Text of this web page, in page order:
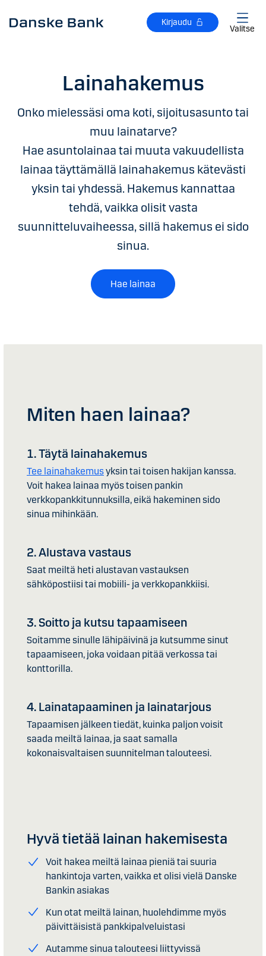
Kirjaudu
Valitse
Lainahakemus
Onko mielessäsi oma koti, sijoitusasunto tai
muu lainatarve?
Hae asuntolainaa tai muuta vakuudellista
lainaa täyttämällä lainahakemus kätevästi
yksin tai yhdessä. Hakemus kannattaa
tehdä, vaikka olisit vasta
suunnitteluvaiheessa, sillä hakemus ei sido
sinua.
Hae lainaa
Miten haen lainaa?
1. Täytä lainahakemus
Tee lainahakemusyksin tai toisen hakijan kanssa.
Voit hakea lainaa myös toisen pankin
verkkopankkitunnuksilla, eikä hakeminen sido
sinua mihinkään.
2. Alustava vastaus
Saat meiltä heti alustavan vastauksen
sähköpostiisi tai mobiili- ja verkkopankkiisi.
3. Soitto ja kutsu tapaamiseen
Soitamme sinulle lähipäivinä ja kutsumme sinut
tapaamiseen, joka voidaan pitää verkossa tai
konttorilla.
4. Lainatapaaminen ja lainatarjous
Tapaamisen jälkeen tiedät, kuinka paljon voisit
saada meiltä lainaa, ja saat samalla
kokonaisvaltaisen suunnitelman talouteesi.
Hyvä tietää lainan hakemisesta
Voit hakea meiltä lainaa pieniä tai suuria
hankintoja varten, vaikka et olisi vielä Danske
Bankin asiakas
Kun otat meiltä lainan, huolehdimme myös
päivittäisistä pankkipalveluistasi
Autamme sinua talouteesi liittyvissä